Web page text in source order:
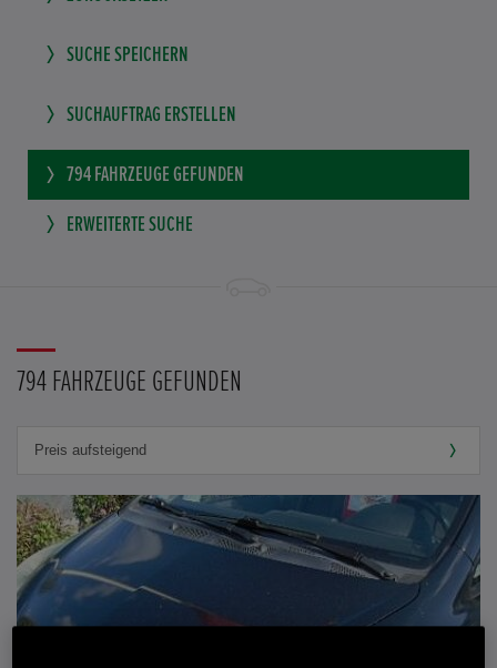
SUCHE SPEICHERN
SUCHAUFTRAG ERSTELLEN
794 FAHRZEUGE GEFUNDEN
ERWEITERTE SUCHE
794 FAHRZEUGE GEFUNDEN